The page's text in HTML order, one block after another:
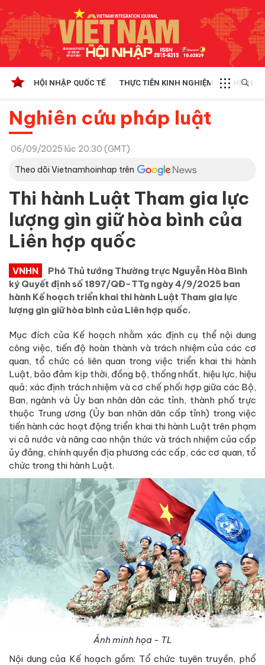
HỘI NHẬP QUỐC TẾ THỰC TIỄN KINH NGHIỆM CHÍNH
Nghiên cứu pháp luật
06/09/2025 lúc 20:30 (GMT)
Theo dõi Vietnamhoinhap trên
Thi hành Luật Tham gia lực
lượng gìn giữ hòa bình của
Liên hợp quốc
VNHN
Phó Thủ tướng Thường trực Nguyễn Hòa Bình
ký Quyết định số 1897/QĐ-TTg ngày 4/9/2025 ban
hành Kế hoạch triển khai thi hành Luật Tham gia lực
lượng gìn giữ hòa bình của Liên hợp quốc.
Mục đích của Kế hoạch nhằm xác định cụ thể nội dung
công việc, tiến độ hoàn thành và trách nhiệm của các cơ
quan, tổ chức có liên quan trong việc triển khai thi hành
Luật, bảo đảm kịp thời, đồng bộ, thống nhất, hiệu lực, hiệu
quả; xác định trách nhiệm và cơ chế phối hợp giữa các Bộ,
Ban, ngành và Ủy ban nhân dân các tỉnh, thành phố trực
thuộc Trung ương (Ủy ban nhân dân cấp tỉnh) trong việc
tiến hành các hoạt động triển khai thi hành Luật trên phạm
vi cả nước và nâng cao nhận thức và trách nhiệm của cấp
ủy đảng, chính quyền địa phương các cấp, các cơ quan, tổ
chức trong thi hành Luật.
Ảnh minh họa - TL
Nội dung của Kế hoạch gồm: Tổ chức tuyên truyền, phổ